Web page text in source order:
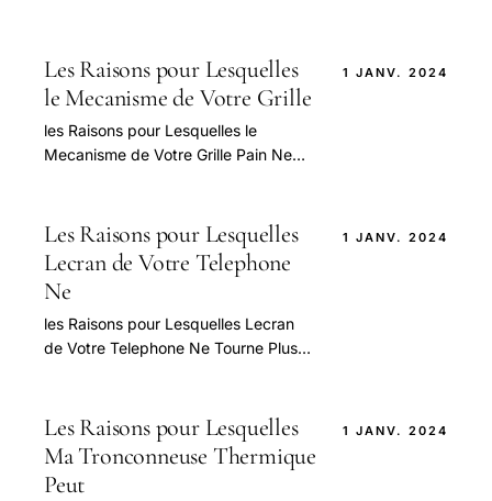
Les Raisons pour Lesquelles
le Mecanisme de Votre Grille
les Raisons pour Lesquelles le
Mecanisme de Votre Grille Pain Ne
question.
1 JANV. 2024
Les Raisons pour Lesquelles
Lecran de Votre Telephone
Ne
les Raisons pour Lesquelles Lecran
de Votre Telephone Ne Tourne Plus
1 JANV. 2024
Les Raisons pour Lesquelles
Ma Tronconneuse Thermique
Peut
1 JANV. 2024